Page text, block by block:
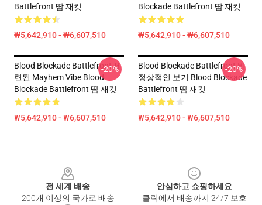
Battlefront 땀 재킷
₩5,642,910 - ₩6,607,510
Blockade Battlefront 땀 재킷
₩5,642,910 - ₩6,607,510
Blood Blockade Battlefront 세
련된 Mayhem Vibe Blood
Blockade Battlefront 땀 재킷
₩5,642,910 - ₩6,607,510
-20%
Blood Blockade Battlefront 비
정상적인 보기 Blood Blockade
Battlefront 땀 재킷
₩5,642,910 - ₩6,607,510
-20%
전 세계 배송
200개 이상의 국가로 배송
안심하고 쇼핑하세요
클릭에서 배송까지 24/7 보호